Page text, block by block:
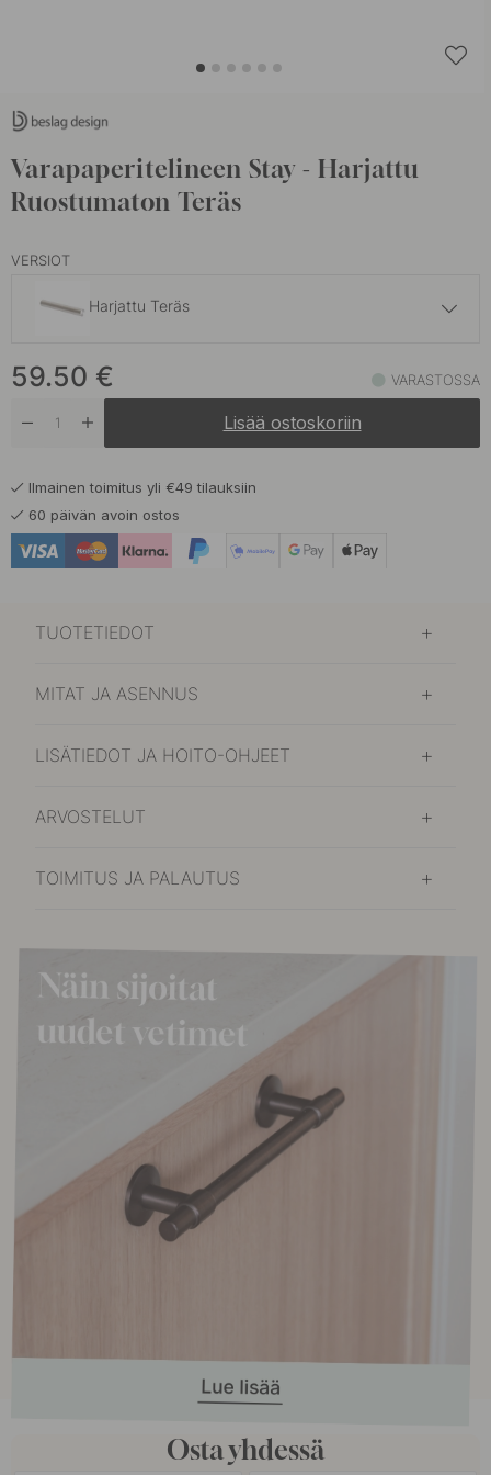
Varapaperitelineen Stay - Harjattu
Ruostumaton Teräs
VERSIOT
Harjattu Teräs
Mattamusta Varastossa
59.50 € VARASTOSSA
Lisää ostoskoriin
Ilmainen toimitus yli €49 tilauksiin
60 päivän avoin ostos
TUOTETIEDOT
MITAT JA ASENNUS
LISÄTIEDOT JA HOITO-OHJEET
ARVOSTELUT
TOIMITUS JA PALAUTUS
Osta yhdessä